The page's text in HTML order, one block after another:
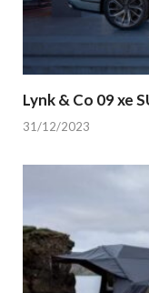
Lynk & Co 09 xe
31/12/2023